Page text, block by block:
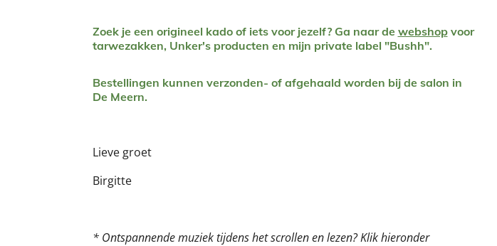
Zoek je een origineel kado of iets voor jezelf? Ga naar de webshopvoor
tarwezakken, Unker's producten en mijn private label "Bushh".
Bestellingen kunnen verzonden- of afgehaald worden bij de salon in
De Meern.
Lieve groet
Birgitte
* Ontspannende muziek tijdens het scrollen en lezen? Klik hieronder